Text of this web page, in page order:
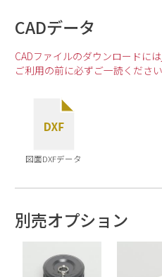
CADデータ
CADファイルのダウンロードには
ご利用の前に必ずご一読くださ
図面DXFデータ
別売オプション